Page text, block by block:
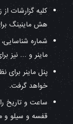
کلیه گزارشات
هش ماینینگ
شماره شناسایی،
ماینر و … نیز
پنل ماینر برای
خواهد گرفت.
ساعت و تاریخ
قفسه و سیلو و